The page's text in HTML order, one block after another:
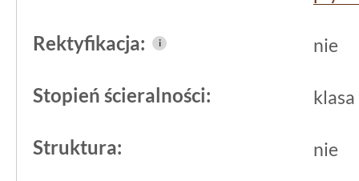
Rektyfikacja: i nie
Stopień ścieralności: klasa
Struktura: nie